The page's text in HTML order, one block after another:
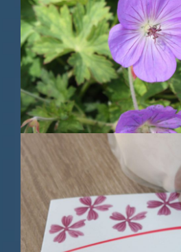
Utilisation d’une
de fleurs
Réflexologie et